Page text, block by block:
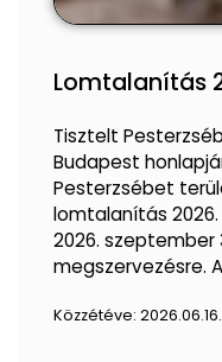
Lomtalanítás
Tisztelt
Budapest
Pesterzsébet
lomtalanítás
2026.
megszervezésre.
Közzétéve: 2026.06.16.